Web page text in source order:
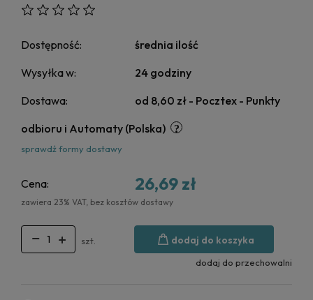
Dostępność:
średnia ilość
Wysyłka w:
24 godziny
Dostawa:
od 8,60 zł - Pocztex - Punkty
odbioru i Automaty (Polska)
sprawdź formy dostawy
Cena: 26,69 zł
zawiera 23% VAT, bez kosztów dostawy
szt. dodaj do koszyka
dodaj do przechowalni